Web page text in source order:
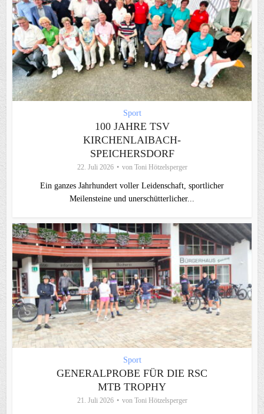
Sport
100 JAHRE TSV
KIRCHENLAIBACH-
SPEICHERSDORF
22. Juli 2026 von Toni Hötzelsperger
Ein ganzes Jahrhundert voller Leidenschaft, sportlicher
Meilensteine und unerschütterlicher...
Sport
GENERALPROBE FÜR DIE RSC
MTB TROPHY
21. Juli 2026 von Toni Hötzelsperger